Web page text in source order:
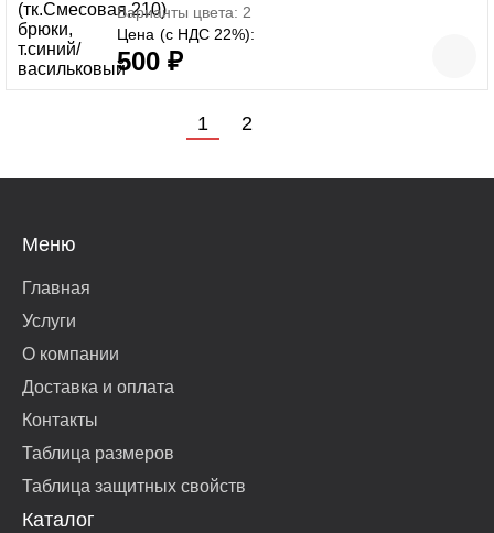
Варианты цвета: 2
Цена (с НДС 22%):
500 ₽
1 2
Меню
Главная
Услуги
О компании
Доставка и оплата
Контакты
Таблица размеров
Таблица защитных свойств
Каталог